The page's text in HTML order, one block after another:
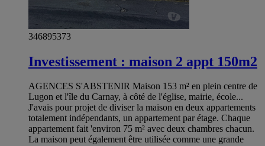
346895373
Investissement : maison 2 appt 150m2
AGENCES S'ABSTENIR Maison 153 m² en plein centre de
Lugon et l'île du Carnay, à côté de l'église, mairie, école...
J'avais pour projet de diviser la maison en deux appartements
totalement indépendants, un appartement par étage. Chaque
appartement fait 'environ 75 m² avec deux chambres chacun.
La maison peut également être utilisée comme une grande